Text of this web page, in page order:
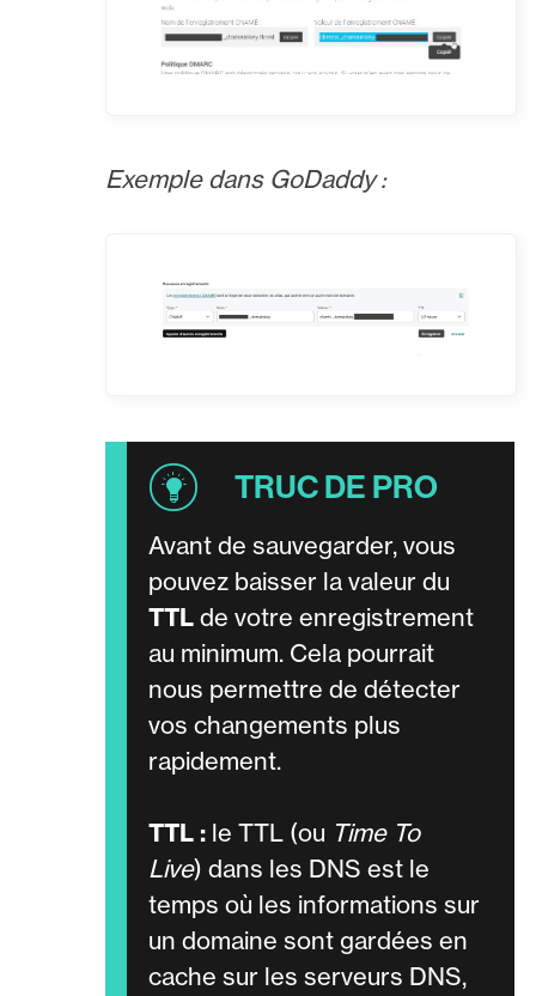
Exemple dans GoDaddy :
Avant de sauvegarder, vous
pouvez baisser la valeur du
TTL de votre enregistrement
au minimum. Cela pourrait
nous permettre de détecter
vos changements plus
rapidement.
TTL : le TTL (ou Time To
Live) dans les DNS est le
temps où les informations sur
un domaine sont gardées en
cache sur les serveurs DNS,